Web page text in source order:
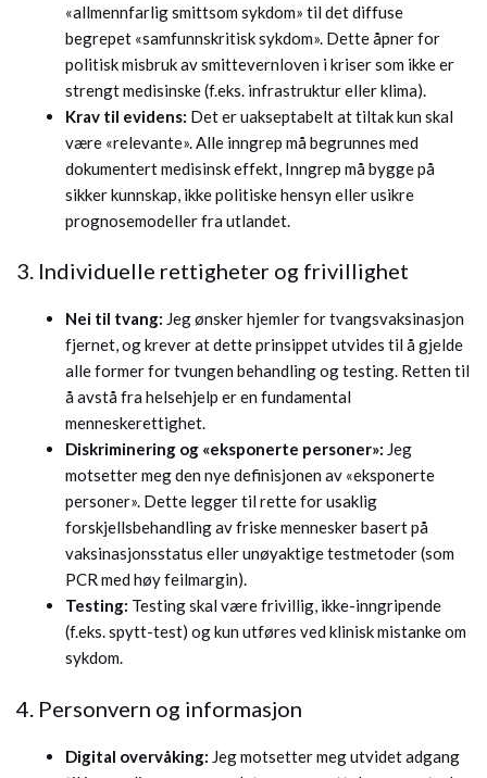
«allmennfarlig smittsom sykdom» til det diffuse
begrepet «samfunnskritisk sykdom». Dette åpner for
politisk misbruk av smittevernloven i kriser som ikke er
strengt medisinske (f.eks. infrastruktur eller klima).
Krav til evidens: Det er uakseptabelt at tiltak kun skal
være «relevante». Alle inngrep må begrunnes med
dokumentert medisinsk effekt, Inngrep må bygge på
sikker kunnskap, ikke politiske hensyn eller usikre
prognosemodeller fra utlandet.
3. Individuelle rettigheter og frivillighet
Nei til tvang: Jeg ønsker hjemler for tvangsvaksinasjon
fjernet, og krever at dette prinsippet utvides til å gjelde
alle former for tvungen behandling og testing. Retten til
å avstå fra helsehjelp er en fundamental
menneskerettighet.
Diskriminering og «eksponerte personer»: Jeg
motsetter meg den nye definisjonen av «eksponerte
personer». Dette legger til rette for usaklig
forskjellsbehandling av friske mennesker basert på
vaksinasjonsstatus eller unøyaktige testmetoder (som
PCR med høy feilmargin).
Testing: Testing skal være frivillig, ikke-inngripende
(f.eks. spytt-test) og kun utføres ved klinisk mistanke om
sykdom.
4. Personvern og informasjon
Digital overvåking: Jeg motsetter meg utvidet adgang